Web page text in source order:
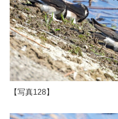
【写真128】